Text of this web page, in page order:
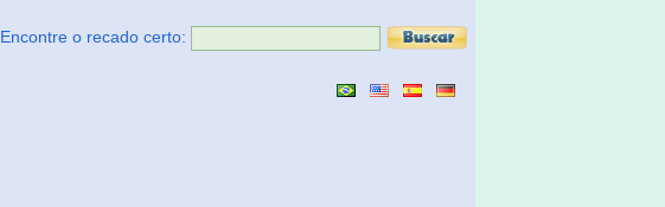
Encontre o recado certo: